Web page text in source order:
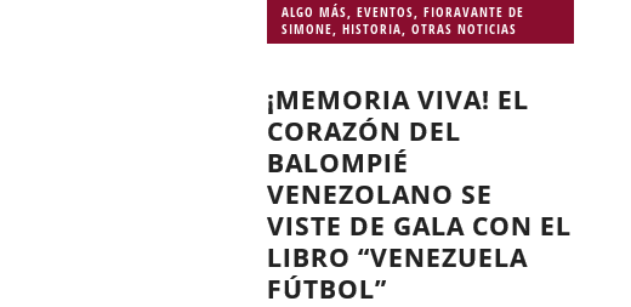
ALGO MÁS ,EVENTOS ,FIORAVANTE DE
SIMONE ,HISTORIA ,OTRAS NOTICIAS
¡MEMORIA VIVA! EL
CORAZÓN DEL
BALOMPIÉ
VENEZOLANO SE
VISTE DE GALA CON EL
LIBRO “VENEZUELA
FÚTBOL”